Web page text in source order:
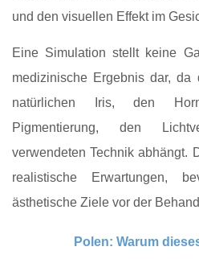
und den visuellen Effekt im
Eine Simulation stellt keine
medizinische Ergebnis dar,
natürlichen Iris, den
Pigmentierung, den
verwendeten Technik abhängt.
realistische Erwartungen,
ästhetische Ziele vor der
Polen: Warum